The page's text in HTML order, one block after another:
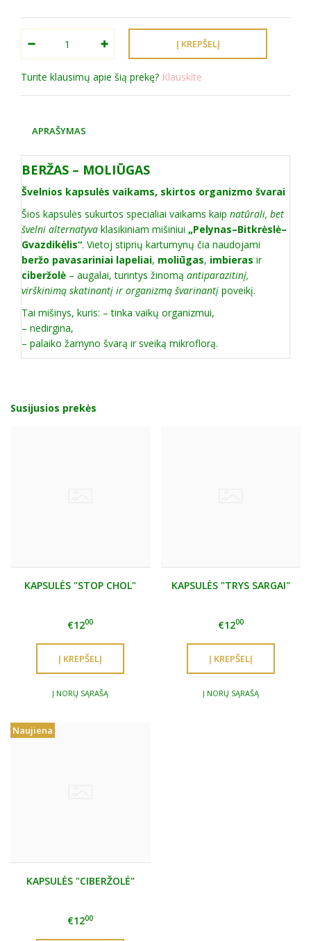
Turite klausimų apie šią prekę? Klauskite
APRAŠYMAS
BERŽAS – MOLIŪGAS
Švelnios kapsulės vaikams, skirtos organizmo švarai
Šios kapsulės sukurtos specialiai vaikams kaip natūrali, bet
švelni alternatyva klasikiniam mišiniui „Pelynas–Bitkrėslė–
Gvazdikėlis“. Vietoj stiprių kartumynų čia naudojami
beržo pavasariniai lapeliai, moliūgas, imbieras ir
ciberžolė – augalai, turintys žinomą antiparazitinį,
virškinimą skatinantį ir organizmą švarinantį poveikį.
Tai mišinys, kuris: – tinka vaikų organizmui,
– nedirgina,
– palaiko žarnyno švarą ir sveiką mikroflorą.
Susijusios prekės
KAPSULĖS "STOP CHOL"
€1200
Į NORŲ SĄRAŠĄ
KAPSULĖS "TRYS SARGAI"
€1200
Į NORŲ SĄRAŠĄ
Naujiena
KAPSULĖS "CIBERŽOLĖ"
€1200